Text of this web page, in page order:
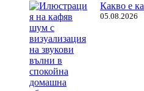
Какво е
05.08.2026